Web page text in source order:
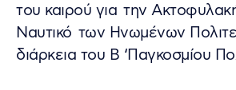
του καιρού για την
Ναυτικό των Ηνωμένων
διάρκεια του Β ‘Παγκοσμίου